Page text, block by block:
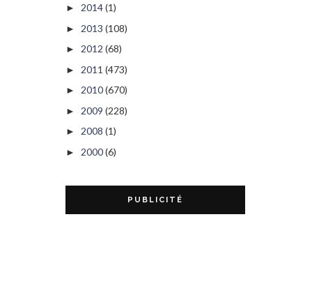
► 2014(1)
► 2013 (108)
► 2012 (68)
► 2011 (473)
► 2010(670)
► 2009 (228)
► 2008 (1)
► 2000(6)
PUBLICITÉ